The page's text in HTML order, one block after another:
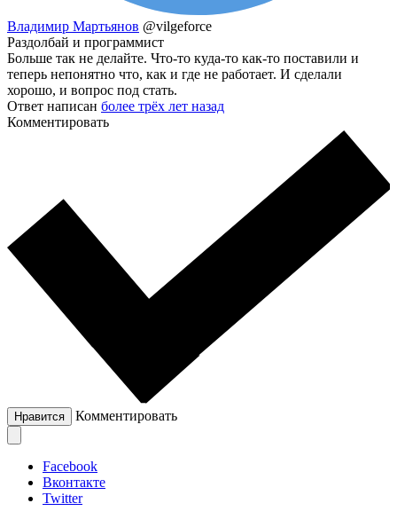
Владимир Мартьянов @vilgeforce
Раздолбай и программист
Больше так не делайте. Что-то куда-то как-то поставили и
теперь непонятно что, как и где не работает. И сделали
хорошо, и вопрос под стать.
Ответ написан более трёх лет назад
Комментировать
Нравится Комментировать
Facebook
Вконтакте
Twitter